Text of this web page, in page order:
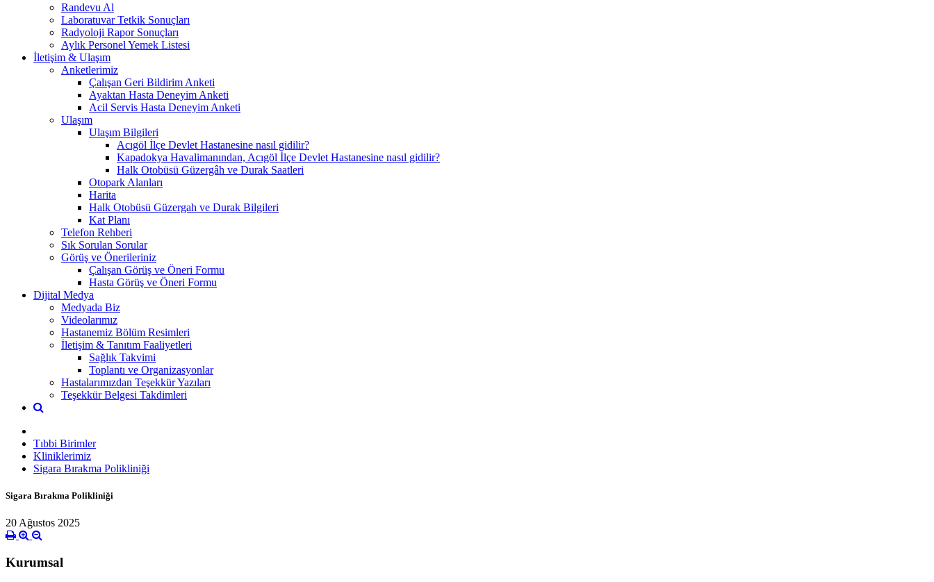
Randevu Al
Laboratuvar Tetkik Sonuçları
Radyoloji Rapor Sonuçları
Aylık Personel Yemek Listesi
İletişim & Ulaşım
Anketlerimiz
Çalışan Geri Bildirim Anketi
Ayaktan Hasta Deneyim Anketi
Acil Servis Hasta Deneyim Anketi
Ulaşım
Ulaşım Bilgileri
Acıgöl İlçe Devlet Hastanesine nasıl gidilir?
Kapadokya Havalimanından, Acıgöl İlçe Devlet Hastanesine nasıl gidilir?
Halk Otobüsü Güzergâh ve Durak Saatleri
Otopark Alanları
Harita
Halk Otobüsü Güzergah ve Durak Bilgileri
Kat Planı
Telefon Rehberi
Sık Sorulan Sorular
Görüş ve Önerileriniz
Çalışan Görüş ve Öneri Formu
Hasta Görüş ve Öneri Formu
Dijital Medya
Medyada Biz
Videolarımız
Hastanemiz Bölüm Resimleri
İletişim & Tanıtım Faaliyetleri
Sağlık Takvimi
Toplantı ve Organizasyonlar
Hastalarımızdan Teşekkür Yazıları
Teşekkür Belgesi Takdimleri
Tıbbi Birimler
Kliniklerimiz
Sigara Bırakma Polikliniği
Sigara Bırakma Polikliniği
20 Ağustos 2025
Kurumsal